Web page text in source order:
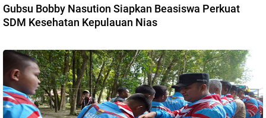
Gubsu Bobby Nasution Siapkan Beasiswa Perkuat
SDM Kesehatan Kepulauan Nias